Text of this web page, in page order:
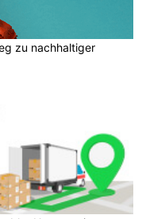
zu nachhaltiger